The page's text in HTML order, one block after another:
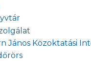
János Közoktatási